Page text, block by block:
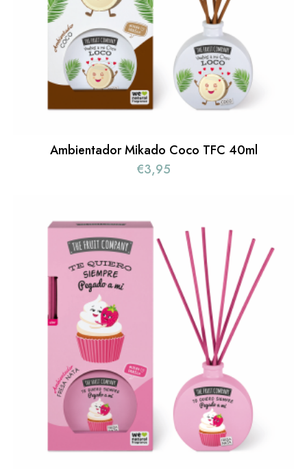
Ambientador Mikado Coco TFC 40ml
€3,95